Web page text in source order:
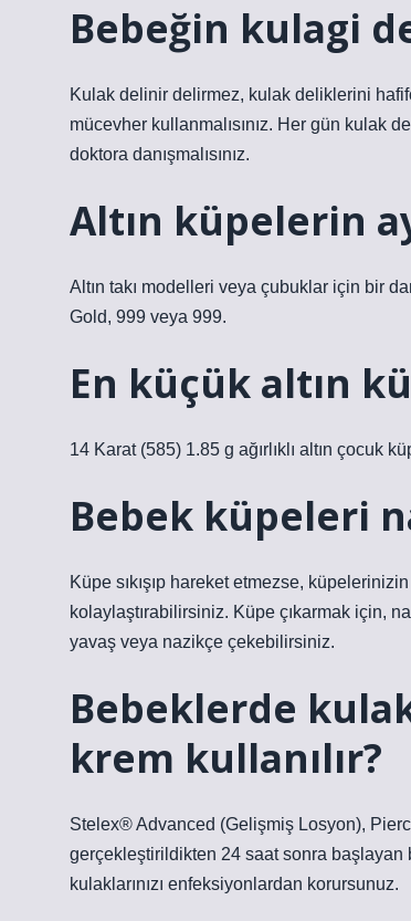
Bebeğin kulagi
Kulak delinir delirmez, kulak deliklerini
mücevher kullanmalısınız. Her gün kulak
doktora danışmalısınız.
Altın küpelerin
Altın takı modelleri veya çubuklar için bir
Gold, 999 veya 999.
En küçük altın
14 Karat (585) 1.85 g ağırlıklı altın çocuk
Bebek küpeleri
Küpe sıkışıp hareket etmezse,
kolaylaştırabilirsiniz. Küpe çıkarmak için,
yavaş veya nazikçe çekebilirsiniz.
Bebeklerde
krem kullanılır?
Stelex® Advanced (Gelişmiş Losyon),
gerçekleştirildikten 24 saat sonra başlayan
kulaklarınızı enfeksiyonlardan korursunuz.